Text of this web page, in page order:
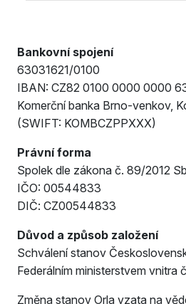
Bankovní spojení
63031621/0100
IBAN: CZ82 0100 0000 0000
Komerční banka Brno-venkov,
(SWIFT: KOMBCZPPXXX)
Právní forma
Spolek dle zákona č. 89/2012
IČO: 00544833
DIČ: CZ00544833
Důvod a způsob založení
Schválení stanov
Federálním ministerstvem vnitra
Změna stanov Orla vzata na